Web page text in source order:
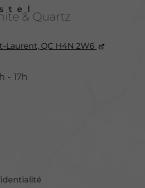
& Quartz
Laurent, QC H4N 2W6
- 17h